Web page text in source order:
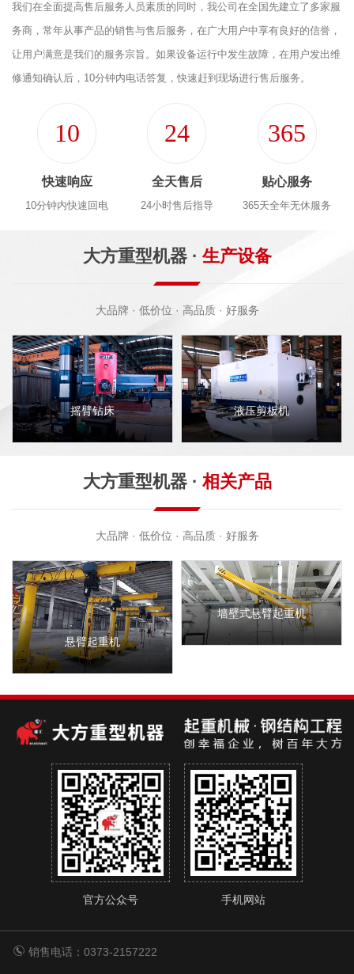
我们在全面提高售后服务人员素质的同时，我公司在全国先建立了多家服
务商，常年从事产品的销售与售后服务，在广大用户中享有良好的信誉，
让用户满意是我们的服务宗旨。如果设备运行中发生故障，在用户发出维
修通知确认后，10分钟内电话答复，快速赶到现场进行售后服务。
10
快速响应
10分钟内快速回电
24
全天售后
24小时售后指导
365
贴心服务
365天全年无休服务
大方重型机器 · 生产设备
大品牌 · 低价位 · 高品质 · 好服务
摇臂钻床 液压剪板机
大方重型机器 · 相关产品
大品牌 · 低价位 · 高品质 · 好服务
悬臂起重机
墙壁式悬臂起重机
官方公众号 手机网站
销售电话：0373-2157222